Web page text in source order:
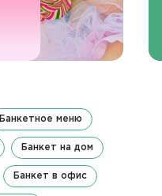
Банкетное меню
Банкет на дом
Банкет в офис